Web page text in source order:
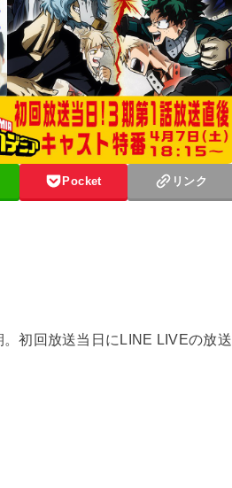
Pocket リンク
初回放送当日にLINE LIVEの放送